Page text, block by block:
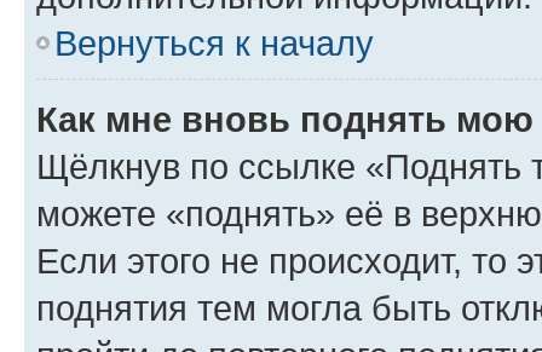
Вернуться к началу
Как мне вновь поднять мою
Щёлкнув по ссылке «Поднять
можете «поднять» её в
Если этого не происходит, то
поднятия тем могла быть